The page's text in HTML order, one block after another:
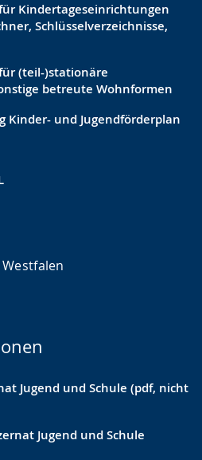
Kindertageseinrichtungen
Schlüsselverzeichnisse,
(teil-)stationäre
betreute Wohnformen
Kinder- und Jugendförderplan
Jugend und Schule (pdf, nicht
Jugend und Schule